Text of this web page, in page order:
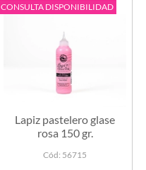
CONSULTA DISPONIBILIDAD
Lapiz pastelero glase
rosa 150 gr.
Cód: 56715